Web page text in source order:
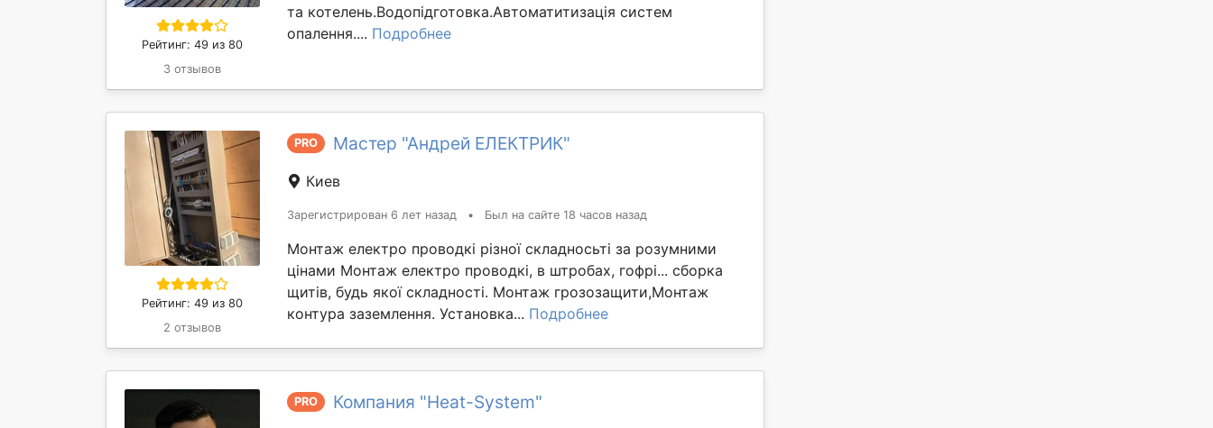
Рейтинг: 49 из 80
3 отзывов
та котелень.Водопідготовка.Автоматитизація систем
опалення.... Подробнее
Рейтинг: 49 из 80
2 отзывов
PRO Мастер "Андрей ЕЛЕКТРИК"
Киев
Зарегистрирован 6 лет назад • Был на сайте 18 часов назад
Монтаж електро проводкі різної складносьті за розумними
цінами Монтаж електро проводкі, в штробах, гофрі... сборка
щитів, будь якої складності. Монтаж грозозащити,Монтаж
контура заземлення. Установка... Подробнее
PRO Компания "Heat-System"